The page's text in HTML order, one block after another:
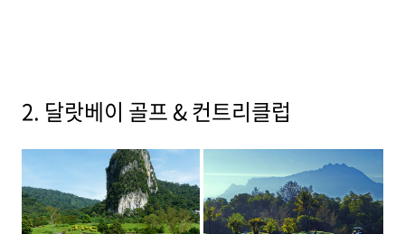
2. 달랏베이 골프 & 컨트리클럽